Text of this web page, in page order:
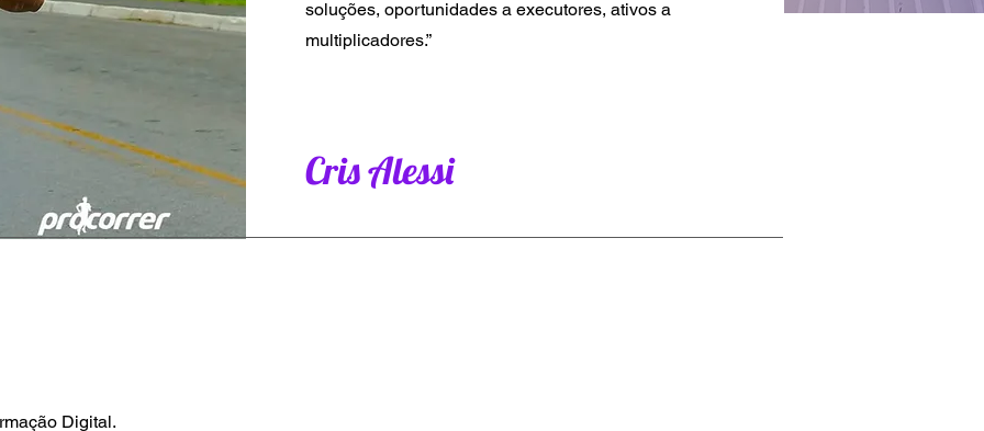
soluções, oportunidades a executores, ativos a
multiplicadores.”
Cris Alessi
Digital.